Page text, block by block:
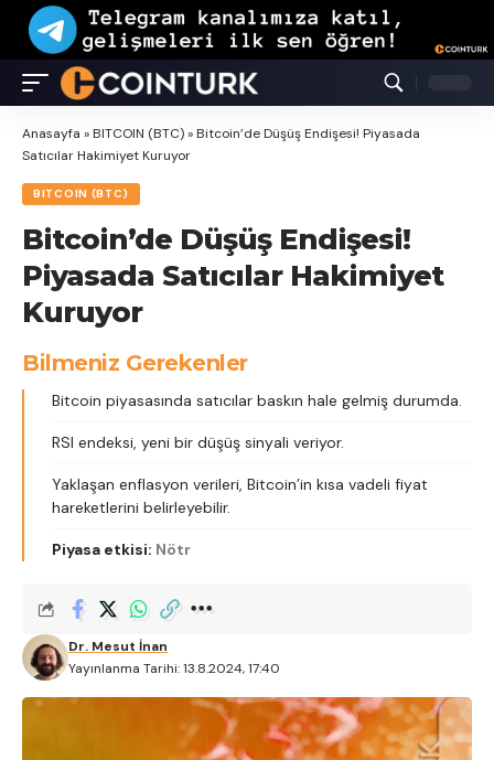
Anasayfa »BITCOIN (BTC)»Bitcoin’de Düşüş Endişesi! Piyasada
Satıcılar Hakimiyet Kuruyor
BITCOIN (BTC)
Bitcoin’de Düşüş Endişesi!
Piyasada Satıcılar Hakimiyet
Kuruyor
Bilmeniz Gerekenler
Bitcoin piyasasında satıcılar baskın hale gelmiş durumda.
RSI endeksi, yeni bir düşüş sinyali veriyor.
Yaklaşan enflasyon verileri, Bitcoin’in kısa vadeli fiyat
hareketlerini belirleyebilir.
Piyasa etkisi: Nötr
Yayınlanma Tarihi: 13.8.2024, 17:40
Dr. Mesut İnan